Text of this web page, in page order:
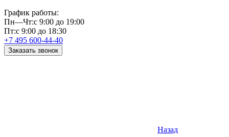
График работы:
Пн—Чт:с 9:00 до 19:00
Пт:с 9:00 до 18:30
+7 495 600-44-40
Заказать звонок
Назад